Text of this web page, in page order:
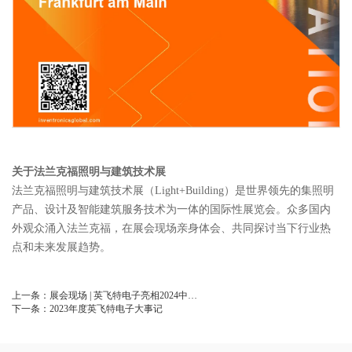
关于法兰克福照明与建筑技术展
法兰克福照明与建筑技术展（Light+Building）是世界领先的集照明
产品、设计及智能建筑服务技术为一体的国际性展览会。众多国内
外观众涌入法兰克福，在展会现场亲身体会、共同探讨当下行业热
点和未来发展趋势。
上一条： 展会现场 | 英飞特电子亮相2024中…
下一条： 2023年度英飞特电子大事记